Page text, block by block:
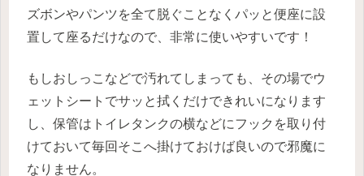
ズボンやパンツを全て脱ぐことなくパッと便座に設
置して座るだけなので、非常に使いやすいです！
もしおしっこなどで汚れてしまっても、その場でウ
ェットシートでサッと拭くだけできれいになります
し、保管はトイレタンクの横などにフックを取り付
けておいて毎回そこへ掛けておけば良いので邪魔に
なりません。